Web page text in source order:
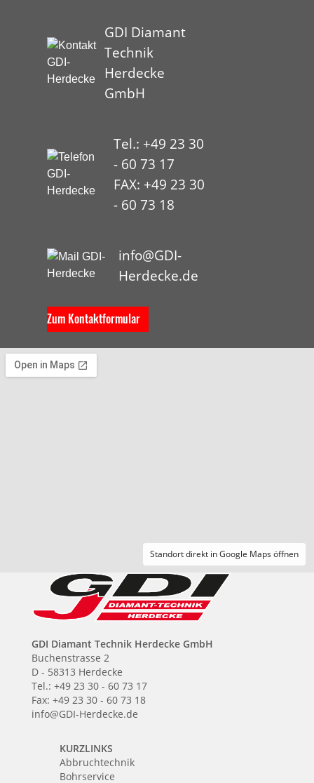
GDI Diamant
Technik
Herdecke
GmbH
Tel.: +49 23 30
- 60 73 17
FAX: +49 23 30
- 60 73 18
info@GDI-
Herdecke.de
Zum Kontaktformular
Standort direkt in Google Maps öffnen
GDI Diamant Technik Herdecke GmbH
Buchenstrasse 2
D - 58313 Herdecke
Tel.: +49 23 30 - 60 73 17
Fax: +49 23 30 - 60 73 18
info@GDI-Herdecke.de
KURZLINKS
Abbruchtechnik
Bohrservice